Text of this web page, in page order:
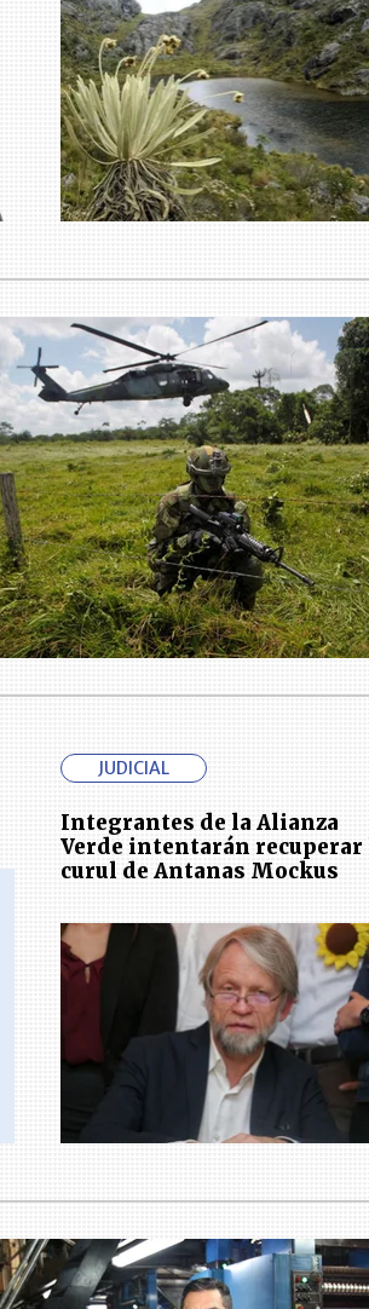
JUDICIAL
Integrantes de la Alianza
Verde intentarán recuperar
curul de Antanas Mockus